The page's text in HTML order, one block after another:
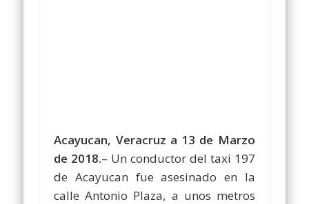
Acayucan, Veracruz a 13 de Marzo
de 2018.– Un conductor del taxi 197
de Acayucan fue asesinado en la
calle Antonio Plaza, a unos metros